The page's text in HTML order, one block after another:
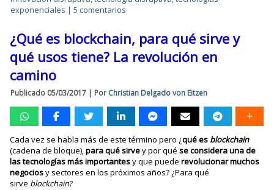
exponenciales |5 comentarios
¿Qué es blockchain, para qué sirve y
qué usos tiene? La revolución en
camino
Publicado 05/03/2017 | Por Christian Delgado von Eitzen
Cada vez se habla más de este término pero ¿qué es blockchain
(cadena de bloque),para qué sirvey por quése considera una de
las tecnologías más importantesy que puederevolucionar muchos
negociosy sectores en los próximos años? ¿Para qué
sirve blockchain?